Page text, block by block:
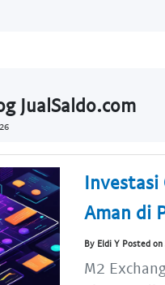
JualSaldo.com
Aman di
By Eldi Y Posted on
M2